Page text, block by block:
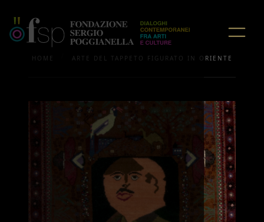
HOME ARTE DEL TAPPETO FIGURATO IN ORIENTE